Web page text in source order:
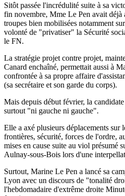
Sitôt passée l'incrédulité suite à sa
fin novembre, Mme Le Pen avait déjà
troupes bien mobilisées notamment
volonté de "privatiser" la Sécurité
le FN.
La stratégie projet contre projet,
Canard enchaîné, permettait aussi à
confrontée à sa propre affaire
(sa secrétaire et son garde du corps).
Mais depuis début février, la
surtout "ni gauche ni gauche".
Elle a axé plusieurs déplacements sur
frontières, sécurité, forces de l'ordre,
mises en cause suite au viol présumé
Aulnay-sous-Bois lors d'une
Surtout, Marine Le Pen a lancé sa
Lyon avec un discours de "tonalité
l'hebdomadaire d'extrême droite